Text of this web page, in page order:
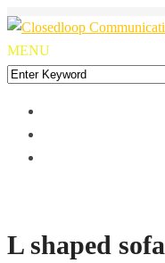
MENU
L shaped sofa